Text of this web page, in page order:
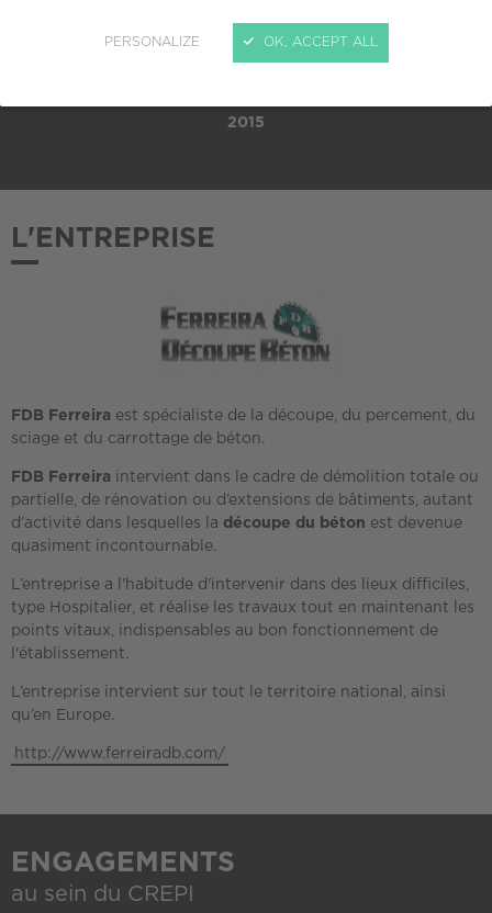
PERSONALIZE OK, ACCEPT ALL
PME (10 à 249 salariés)
2015
L'ENTREPRISE
FDB Ferreira est spécialiste de la découpe, du percement, du
sciage et du carrottage de béton.
FDB Ferreira intervient dans le cadre de démolition totale ou
partielle, de rénovation ou d’extensions de bâtiments, autant
d’activité dans lesquelles la découpe du béton est devenue
quasiment incontournable.
L’entreprise a l'habitude d'intervenir dans des lieux difficiles,
type Hospitalier, et réalise les travaux tout en maintenant les
points vitaux, indispensables au bon fonctionnement de
l'établissement.
L’entreprise intervient sur tout le territoire national, ainsi
qu’en Europe.
http://www.ferreiradb.com/
ENGAGEMENTS
au sein du CREPI